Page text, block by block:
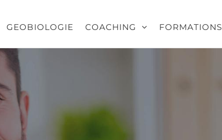
GEOBIOLOGIE COACHING FORMATIONS